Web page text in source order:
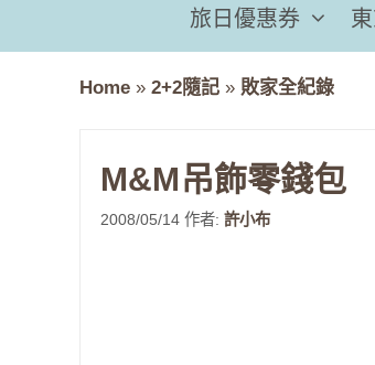
旅日優惠券
Home » 2+2隨記 » 敗家全紀錄
M&M吊飾零錢包
2008/05/14 作者: 許小布